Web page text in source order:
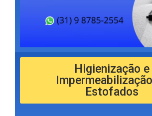
Higienização e
Estofados